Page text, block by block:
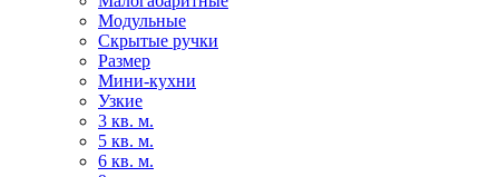
Модульные
Скрытые ручки
Размер
Мини-кухни
Узкие
3 кв. м.
5 кв. м.
6 кв. м.